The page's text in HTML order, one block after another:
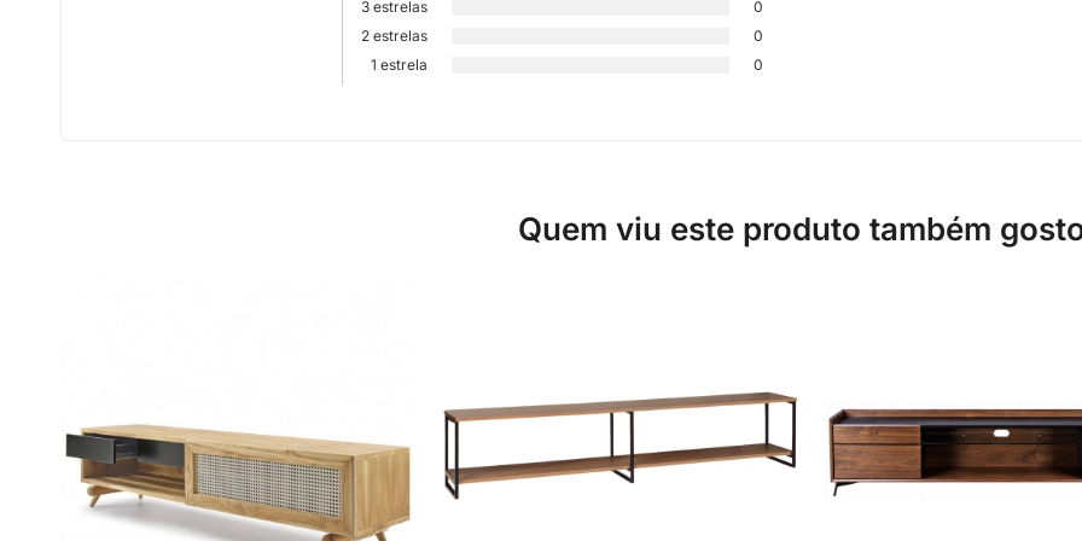
3 estrelas
0
2 estrelas
0
1 estrela
0
Quem viu este produto também